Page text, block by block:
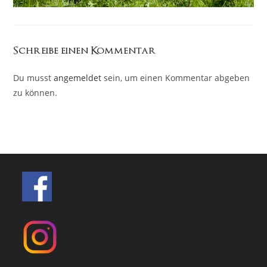
Schreibe einen Kommentar
Du musstangemeldet sein, um einen Kommentar abgeben
zu können.